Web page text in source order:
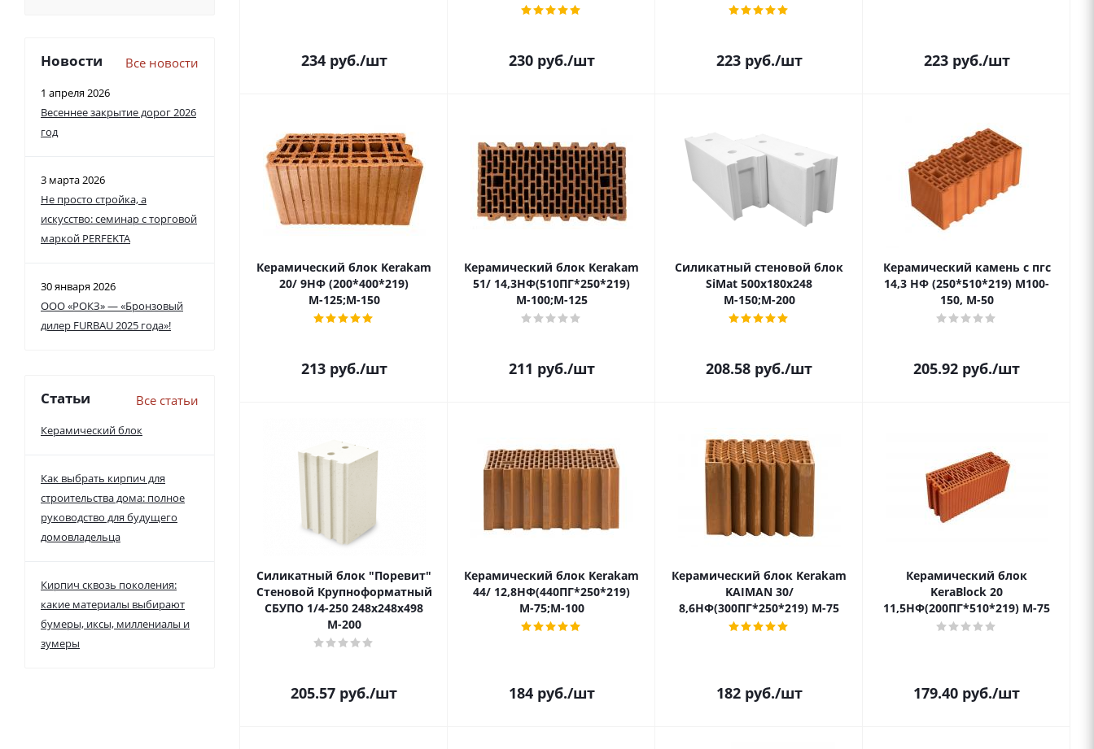
234руб./шт 230руб./шт 223руб./шт 223руб./шт
Керамический блок Kerakam
20/ 9НФ (200*400*219)
М-125;М-150
213руб./шт
Керамический блок Kerakam
51/ 14,3НФ(510ПГ*250*219)
М-100;М-125
211 руб./шт
Силикатный стеновой блок
SiMat 500х180х248
М-150;М-200
208.58 руб./шт
Керамический камень с пгс
14,3 НФ (250*510*219) М100-
150, М-50
205.92 руб./шт
Силикатный блок "Поревит"
Стеновой Крупноформатный
СБУПО 1/4-250 248х248х498
М-200
205.57 руб./шт
Керамический блок Kerakam
44/ 12,8НФ(440ПГ*250*219)
М-75;М-100
184руб./шт
Керамический блок Kerakam
KAIMAN 30/
8,6НФ(300ПГ*250*219) М-75
182руб./шт
Керамический блок
KeraBlock 20
11,5НФ(200ПГ*510*219) М-75
179.40 руб./шт
Новости Все новости
1 апреля 2026
Весеннее закрытие дорог 2026
год
3 марта 2026
Не просто стройка, а
искусство: семинар с торговой
маркой PERFEKTA
30 января 2026
ООО «РОКЗ» — «Бронзовый
дилер FURBAU 2025 года»!
Статьи Все статьи
Керамический блок
Как выбрать кирпич для
строительства дома: полное
руководство для будущего
домовладельца
Кирпич сквозь поколения:
какие материалы выбирают
бумеры, иксы, миллениалы и
зумеры